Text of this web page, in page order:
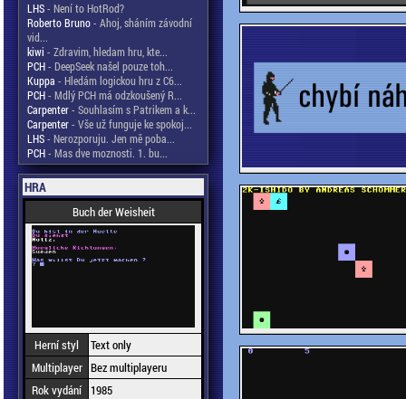
LHS- Není to HotRod?
Roberto Bruno- Ahoj, sháním závodní
vid...
kiwi - Zdravim, hledam hru, kte...
PCH- DeepSeek našel pouze toh...
Kuppa - Hledám logickou hru z C6...
PCH- Mdlý PCH má odzkoušený R...
Carpenter- Souhlasím s Patrikem a k...
Carpenter- Vše už funguje ke spokoj...
LHS- Nerozporuju. Jen mě poba...
PCH- Mas dve moznosti. 1. bu...
HRA
Buch der Weisheit
Herní styl
Text only
Multiplayer Bez multiplayeru
Rok vydání
1985